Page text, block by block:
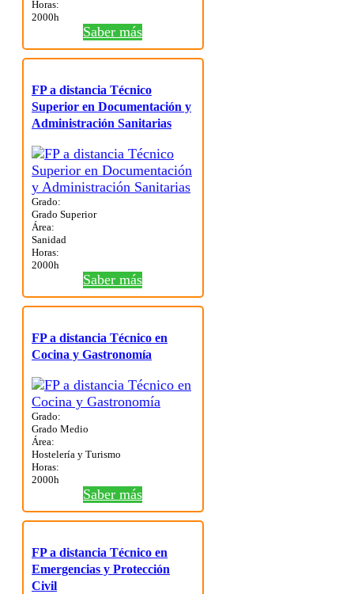
Horas:
2000h
Saber más
FP a distancia Técnico
Superior en Documentación y
Administración Sanitarias
Grado:
Grado Superior
Área:
Sanidad
Horas:
2000h
Saber más
FP a distancia Técnico en
Cocina y Gastronomía
Grado:
Grado Medio
Área:
Hostelería y Turismo
Horas:
2000h
Saber más
FP a distancia Técnico en
Emergencias y Protección
Civil